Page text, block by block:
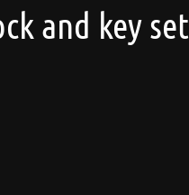
and key set